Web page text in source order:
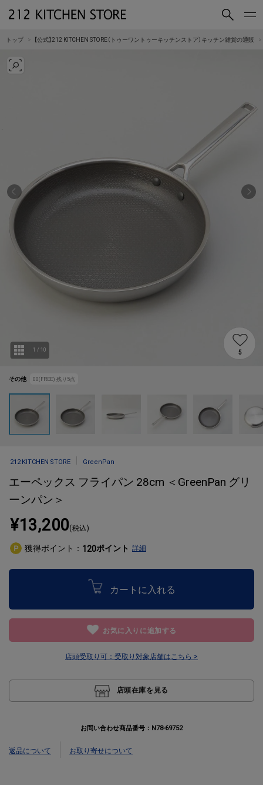
買いもの
212 KITCHEN STORE 公式SNSアカウント
Instagram Mail Magazine
トップ 【公式】212 KITCHEN STORE（トゥーワントゥーキッチンストア）キッチン雑貨の通販
その他 00(FREE) 残り 5点
1 / 10 5
212 KITCHEN STORE GreenPan
エーペックス フライパン 28cm ＜GreenPan グリ
ーンパン＞
¥13,200(税込)
獲得ポイント： 120ポイント 詳細
カートに入れる
お気に入りに追加する
店頭受取り可： 受取り対象店舗はこちら >
店頭在庫を見る
お問い合わせ商品番号： N78-69752
返品について お取り寄せについて